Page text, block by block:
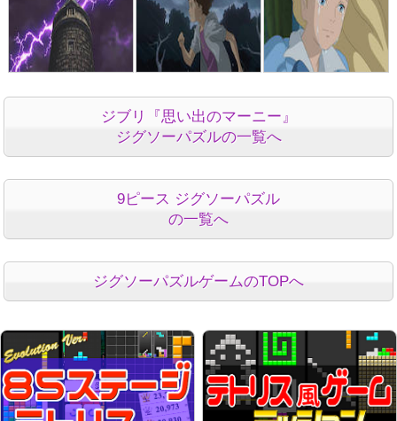
ジブリ『思い出のマーニー』
ジグソーパズルの一覧へ
9ピース ジグソーパズル
の一覧へ
ジグソーパズルゲームのTOPへ